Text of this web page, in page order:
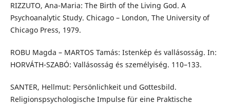
RIZZUTO, Ana-Maria: The Birth of the Living God. A
Psychoanalytic Study. Chicago – London, The University of
Chicago Press, 1979.
ROBU Magda – MARTOS Tamás: Istenkép és vallásosság. In:
HORVÁTH-SZABÓ: Vallásosság és személyiség. 110–133.
SANTER, Hellmut: Persönlichkeit und Gottesbild.
Religionspsychologische Impulse für eine Praktische